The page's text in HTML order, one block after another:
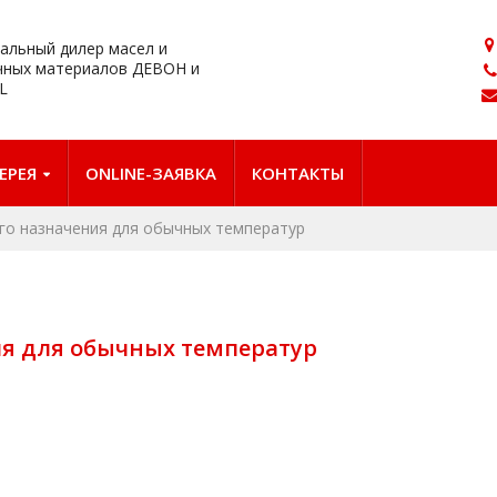
дилер масел и
материалов ДЕВОН и
ONLINE-ЗАЯВКА КОНТАКТЫ
назначения для обычных температур
для обычных температур